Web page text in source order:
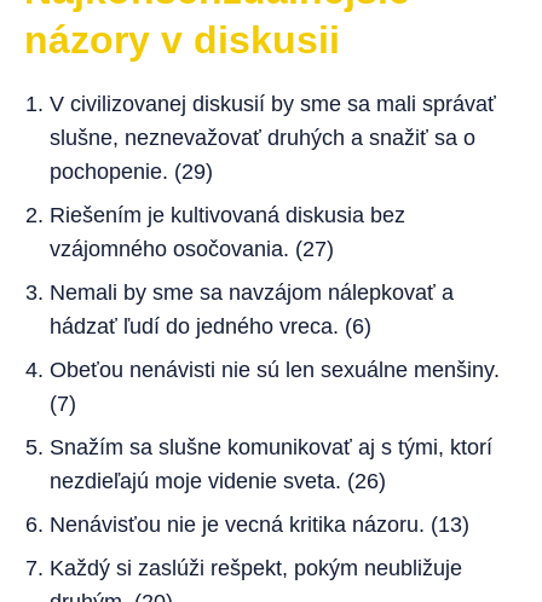
názory v diskusii
V civilizovanej diskusií by sme sa mali správať
slušne, neznevažovať druhých a snažiť sa o
pochopenie. (29)
Riešením je kultivovaná diskusia bez
vzájomného osočovania. (27)
Nemali by sme sa navzájom nálepkovať a
hádzať ľudí do jedného vreca. (6)
Obeťou nenávisti nie sú len sexuálne menšiny.
(7)
Snažím sa slušne komunikovať aj s tými, ktorí
nezdieľajú moje videnie sveta. (26)
Nenávisťou nie je vecná kritika názoru. (13)
Každý si zaslúži rešpekt, pokým neubližuje